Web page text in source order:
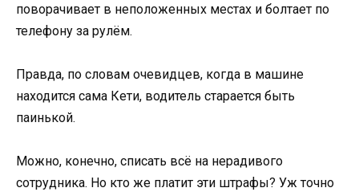
поворачивает в неположенных местах и болтает по
телефону за рулём.
Правда, по словам очевидцев, когда в машине
находится сама Кети, водитель старается быть
паинькой.
Можно, конечно, списать всё на нерадивого
сотрудника. Но кто же платит эти штрафы? Уж точно